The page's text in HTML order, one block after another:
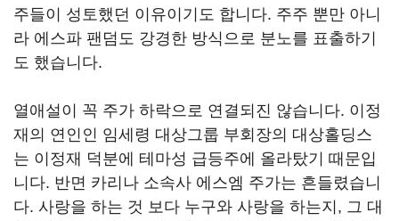
주들이 성토했던 이유이기도 합니다. 주주 뿐만 아니
라 에스파 팬덤도 강경한 방식으로 분노를 표출하기
도 했습니다.
열애설이 꼭 주가 하락으로 연결되진 않습니다. 이정
재의 연인인 임세령 대상그룹 부회장의 대상홀딩스
는 이정재 덕분에 테마성 급등주에 올라탔기 때문입
니다. 반면 카리나 소속사 에스엠 주가는 흔들렸습니
다. 사랑을 하는 것 보다 누구와 사랑을 하는지, 그 대